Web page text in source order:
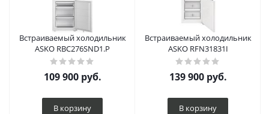
Встраиваемый холодильник
ASKO RBC276SND1.P
109 900руб.
В корзину
Встраиваемый холодильник
ASKO RFN31831I
139 900руб.
В корзину